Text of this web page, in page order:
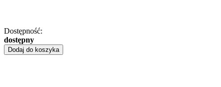
Dostępność:
dostępny
Dodaj do koszyka